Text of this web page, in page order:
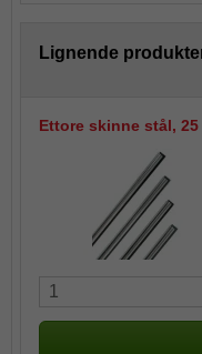
Lignende
Ettore skinne stål, 25